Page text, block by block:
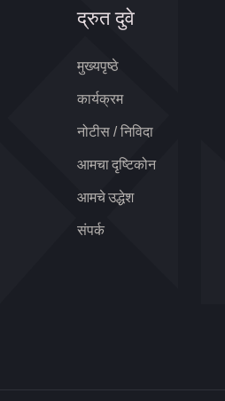
द्रुत दुवे
मुख्यपृष्ठे
कार्यक्रम
नोटीस / निविदा
आमचा दृष्टिकोन
आमचे उद्धेश
संपर्क